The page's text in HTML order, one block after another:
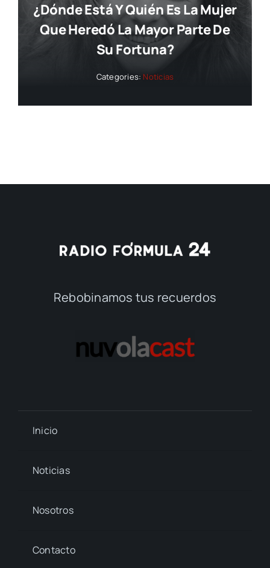
¿dónde Está Y Quién Es La Mujer
Que Heredó La Mayor Parte De
Su Fortuna?
Categories: Noticias
Rebobinamos tus recuerdos
Inicio
Noticias
Nosotros
Contacto